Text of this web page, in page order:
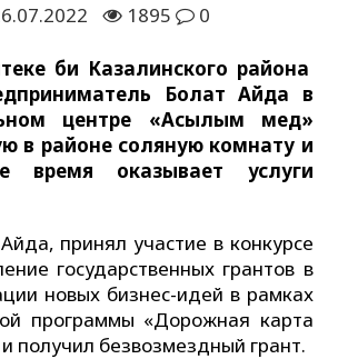
1895 0
би Казалинского района
Болат Айда в
центре «Асылым мед»
в районе соляную комнату и
время оказывает услуги
принял участие в конкурсе
государственных грантов в
новых бизнес-идей в рамках
программы «Дорожная карта
получил безвозмездный грант.